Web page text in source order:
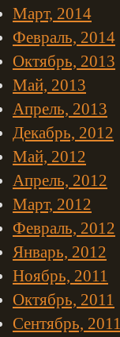
Март, 2014
Февраль, 2014
Октябрь, 2013
Май, 2013
Апрель, 2013
Декабрь, 2012
Май, 2012
Апрель, 2012
Март, 2012
Февраль, 2012
Январь, 2012
Ноябрь, 2011
Октябрь, 2011
Сентябрь,